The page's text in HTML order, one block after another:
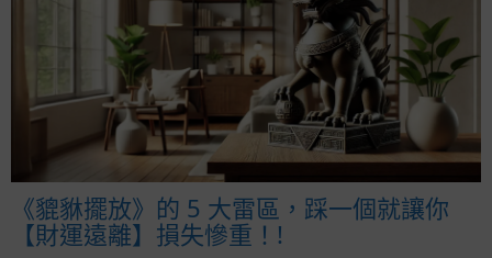
《貔貅擺放》的 5 大雷區，踩一個就讓你
【財運遠離】損失慘重！!